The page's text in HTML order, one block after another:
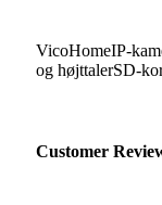
VicoHomeIP-
og højttalerSD-
Customer